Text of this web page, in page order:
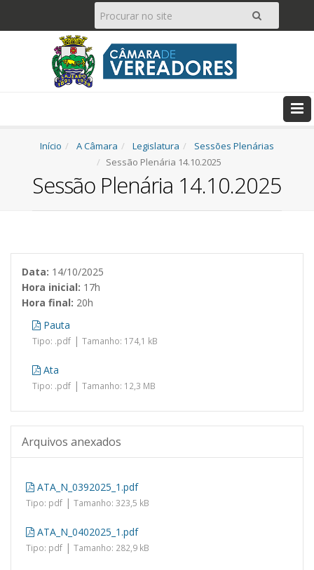
Pesquisar
Início A Câmara Legislatura
Sessões Plenárias
Sessão Plenária 14.10.2025
Sessão Plenária 14.10.2025
Data: 14/10/2025
Hora inicial: 17h
Hora final: 20h
Pauta
Tipo: .pdf | Tamanho: 174,1 kB
Ata
Tipo: .pdf | Tamanho: 12,3 MB
Arquivos anexados
ATA_N_0392025_1.pdf
Tipo: pdf | Tamanho: 323,5 kB
ATA_N_0402025_1.pdf
Tipo: pdf | Tamanho: 282,9 kB